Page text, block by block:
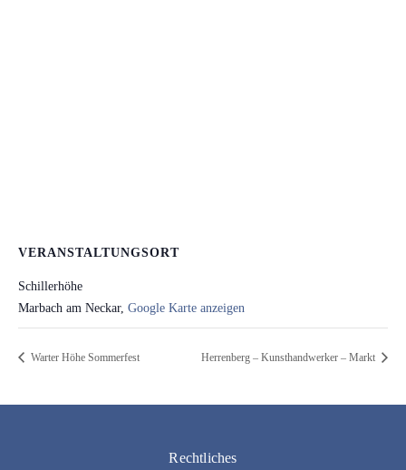
VERANSTALTUNGSORT
Schillerhöhe
Marbach am Neckar, Google Karte anzeigen
Warter Höhe Sommerfest Herrenberg – Kunsthandwerker – Markt
Rechtliches